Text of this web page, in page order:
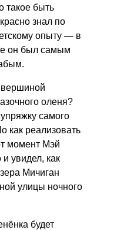
такое быть
знал по
опыту — в
он был самым
оленя?
самого
как реализовать
момент Мэй
увидел, как
Мичиган
улицы ночного
будет